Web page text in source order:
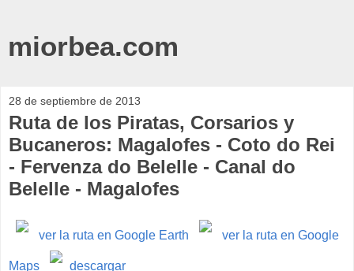
miorbea.com
28 de septiembre de 2013
Ruta de los Piratas, Corsarios y
Bucaneros: Magalofes - Coto do Rei
- Fervenza do Belelle - Canal do
Belelle - Magalofes
ver la ruta en Google Earth ver la ruta en Google
Maps descargar